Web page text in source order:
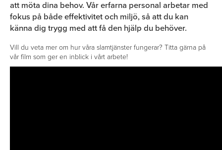
att möta dina behov. Vår erfarna personal arbetar med
fokus på både effektivitet och miljö, så att du kan
känna dig trygg med att få den hjälp du behöver.
Vill du veta mer om hur våra slamtjänster fungerar? Titta gärna på
vår film som ger en inblick i vårt arbete!